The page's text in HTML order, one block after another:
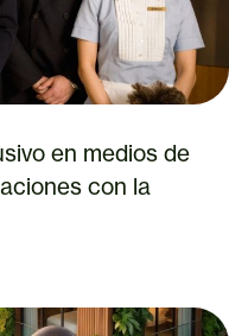
en medios de
con la